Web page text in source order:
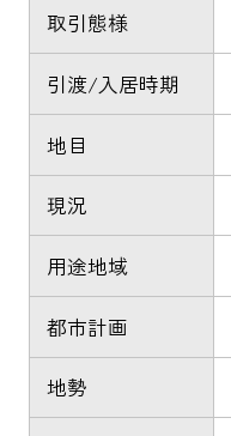
取引態様
引渡/入居時期
地目
現況
用途地域
都市計画
地勢